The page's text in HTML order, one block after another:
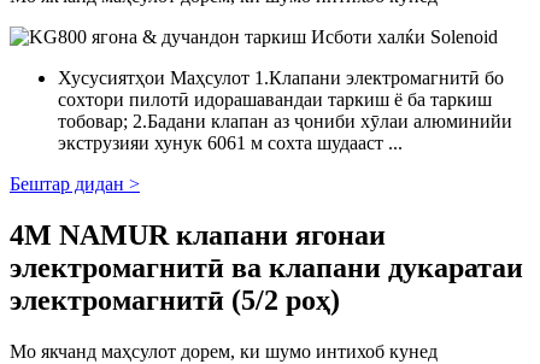
Хусусиятҳои Маҳсулот 1.Клапани электромагнитӣ бо
сохтори пилотӣ идорашавандаи таркиш ё ба таркиш
тобовар; 2.Бадани клапан аз ҷониби хӯлаи алюминийи
экструзияи хунук 6061 м сохта шудааст ...
Бештар дидан >
4M NAMUR клапани ягонаи
электромагнитӣ ва клапани дукаратаи
электромагнитӣ (5/2 роҳ)
Мо якчанд маҳсулот дорем, ки шумо интихоб кунед